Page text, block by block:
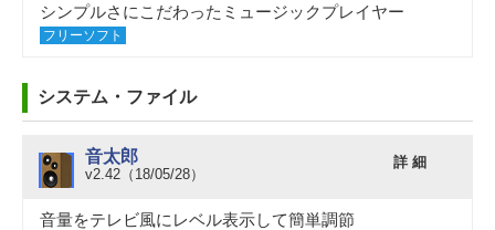
シンプルさにこだわったミュージックプレイヤー
フリーソフト
システム・ファイル
音太郎
v2.42（18/05/28）
詳 細
音量をテレビ風にレベル表示して簡単調節